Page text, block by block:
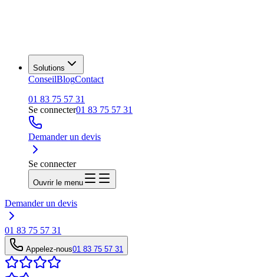
Solutions
ConseilBlogContact
01 83 75 57 31
Se connecter01 83 75 57 31
Demander un devis
Se connecter
Ouvrir le menu
Demander un devis
01 83 75 57 31
Appelez-nous01 83 75 57 31